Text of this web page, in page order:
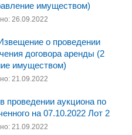
имуществом)
26.09.2022
о проведении
договора аренды (2
имуществом)
21.09.2022
проведении аукциона по
на 07.10.2022 Лот 2
21.09.2022